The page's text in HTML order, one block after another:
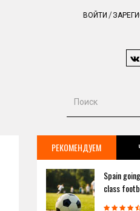
ВОЙТИ
РЕКОМЕНДУЕМ
Spain
class